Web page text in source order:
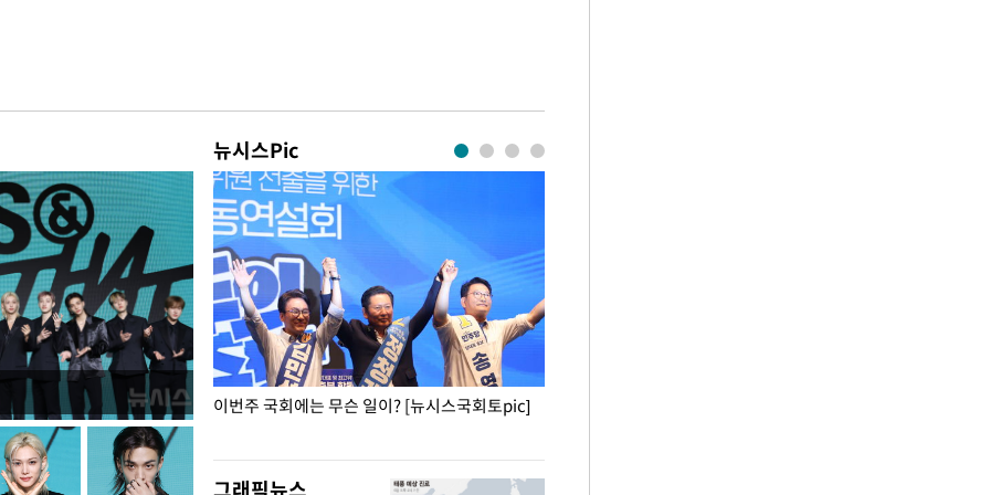
뉴시스Pic
피해자에 위로·사과…"국가
이번주 국회에는 무슨 일이? [뉴시스국회토pic]
그래픽뉴스